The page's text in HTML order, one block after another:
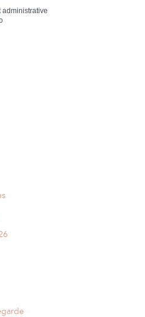
administrative